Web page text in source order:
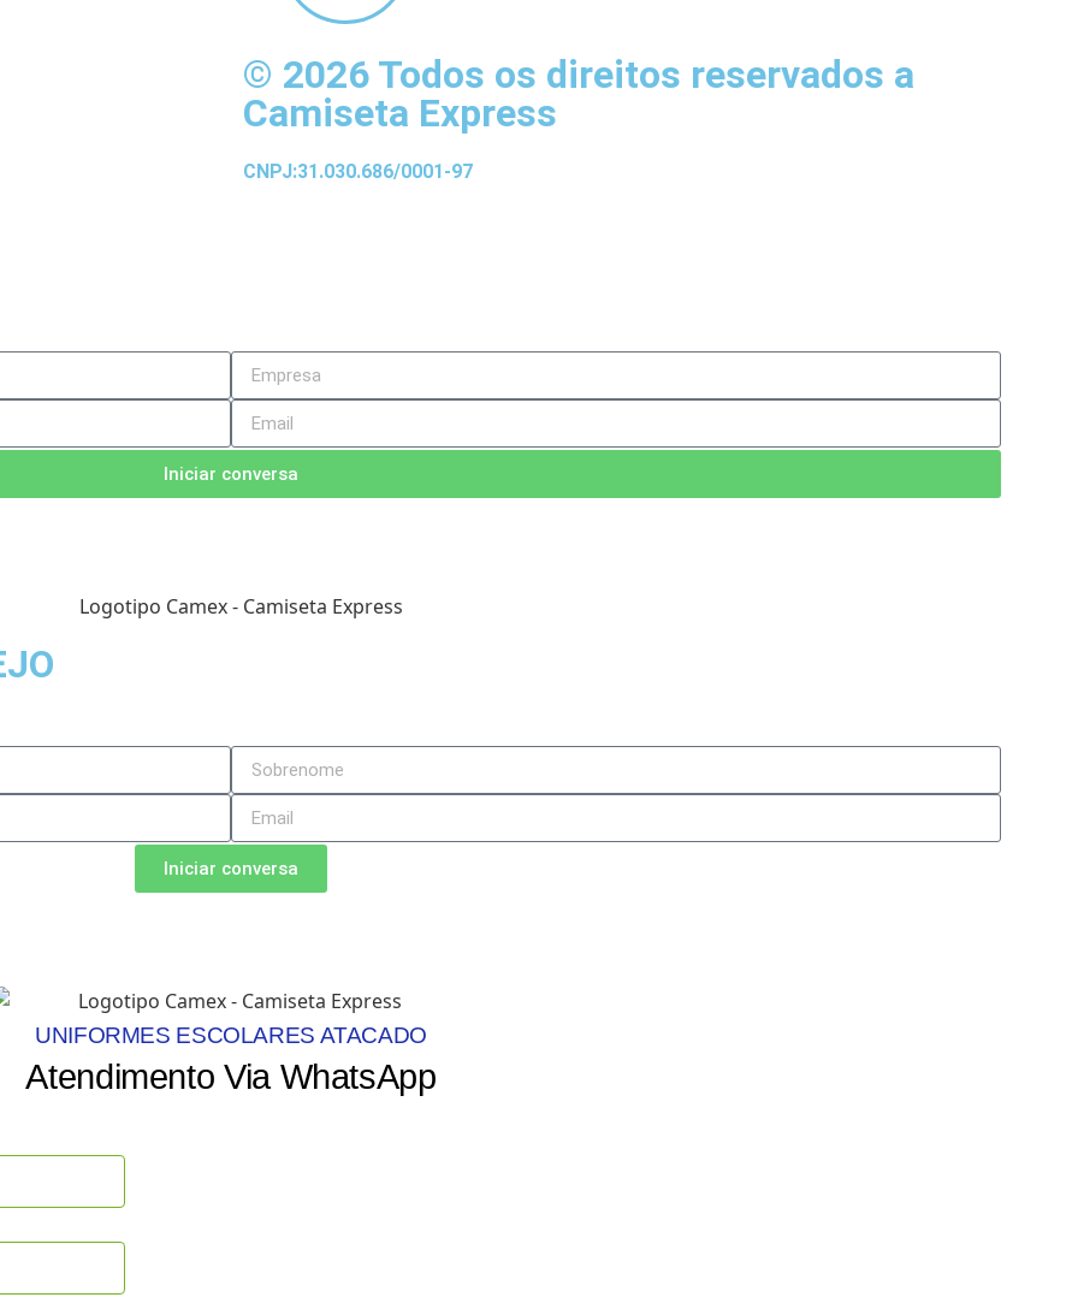
© 2026 Todos os direitos reservados a
Camiseta Express
CNPJ:31.030.686/0001-97
Iniciar conversa
Iniciar conversa
UNIFORMES ESCOLARES ATACADO
Atendimento Via WhatsApp